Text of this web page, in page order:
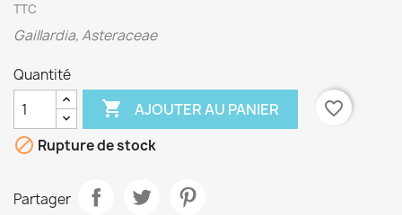
TTC
Gaillardia, Asteraceae
Quantité
 AJOUTER AU PANIER
favorite_border
 Rupture de stock
Partager